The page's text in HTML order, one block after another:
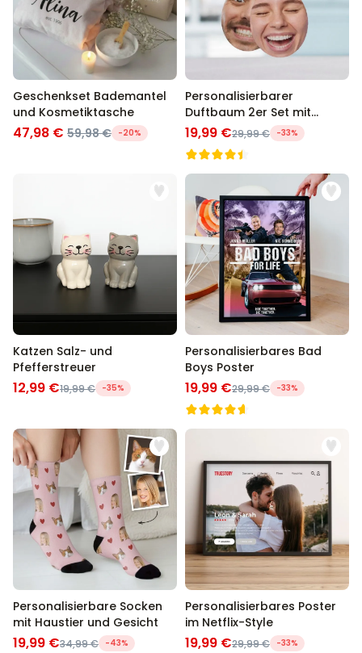
Geschenkset Bademantel
und Kosmetiktasche
47,98 € 59,98 € -20%
Personalisierbarer
Duftbaum 2er Set mit
Gesicht
19,99 €29,99 € -33%
Katzen Salz- und
Pfefferstreuer
12,99 €19,99 € -35%
Personalisierbares Bad
Boys Poster
19,99 €29,99 € -33%
Personalisierbare Socken
mit Haustier und Gesicht
19,99 €34,99 € -43%
Personalisierbares Poster
im Netflix-Style
19,99 €29,99 € -33%